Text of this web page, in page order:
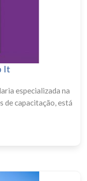
It
especializada na
de capacitação, está